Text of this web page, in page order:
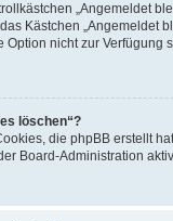
„Angemeldet
Kästchen „Angemeldet
Option nicht zur
löschen“?
die phpBB erstellt
Board-Administration